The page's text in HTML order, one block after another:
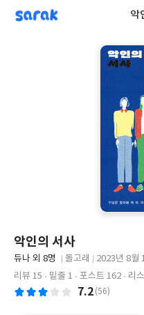
sarak 악
악인의 서사
글
쓴
듀나 외 8명
출
판
사
돌고래
출
판
일
2023년 8월
리뷰 15
밑줄 1 포스트 162 리
7.2 (56)